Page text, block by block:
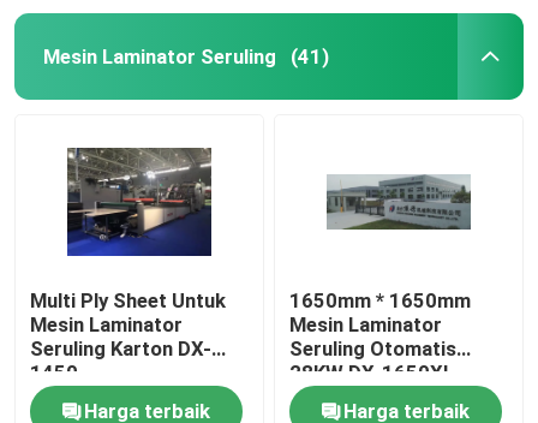
Mesin Laminator Seruling (41)
Multi Ply Sheet Untuk
Mesin Laminator
Seruling Karton DX-
1450
Harga terbaik
1650mm * 1650mm
Mesin Laminator
Seruling Otomatis
28KW DX-1650XL
Harga terbaik